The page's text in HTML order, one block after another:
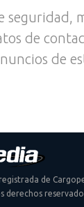
seguridad,
de
de
de
derechos